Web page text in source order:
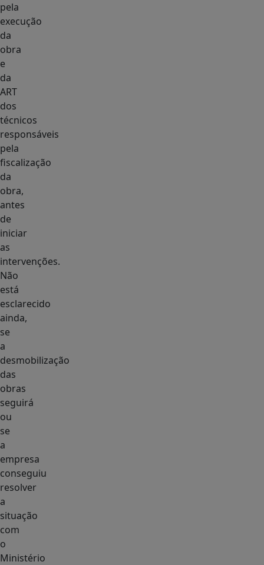
pela
execução
da
obra
e
da
ART
dos
técnicos
responsáveis
pela
fiscalização
da
obra,
antes
de
iniciar
as
intervenções.
Não
está
esclarecido
ainda,
se
a
desmobilização
das
obras
seguirá
ou
se
a
empresa
conseguiu
resolver
a
situação
com
o
Ministério